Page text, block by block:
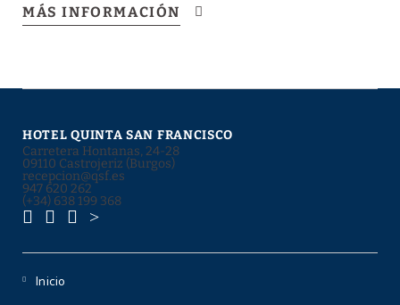
MÁS INFORMACIÓN
HOTEL QUINTA SAN FRANCISCO
Carretera Hontanas, 24-28
09110 Castrojeriz (Burgos)
recepcion@qsf.es
947 620 262
(+34) 638 199 368
Inicio